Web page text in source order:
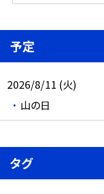
予定
2026/8/11 (火)
山の日
タグ